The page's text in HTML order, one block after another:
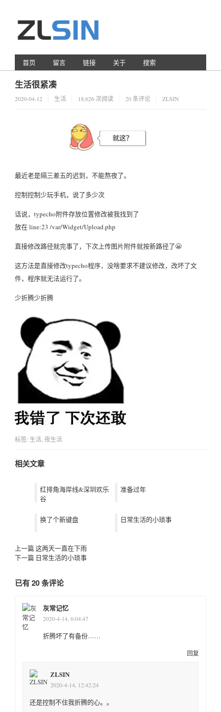
首页 留言 链接 关于 搜索
生活很紧凑
2020-04-12 生活 18,626 次阅读 20 条评论 ZLSIN
最近老是隔三差五的迟到，不能熬夜了。
控制控制少玩手机，说了多少次
话说，typecho附件存放位置修改被我找到了
放在 line:23 /var/Widget/Upload.php
直接修改路径就完事了，下次上传图片附件就按新路径了😬
这方法是直接修改typecho程序，没啥要求不建议修改，改坏了文
件，程序就无法运行了。
少折腾少折腾
标签: 生活, 夜生活
相关文章
红排角海岸线&深圳欢乐
谷
准备过年
换了个新键盘 日常生活的小琐事
上一篇这两天一直在下雨
下一篇 日常生活的小琐事
已有 20 条评论
灰常记忆
2020-4-14, 6:04:47
折腾坏了有备份……
回复
ZLSIN
2020-4-14, 12:42:24
还是控制不住我折腾的心。。